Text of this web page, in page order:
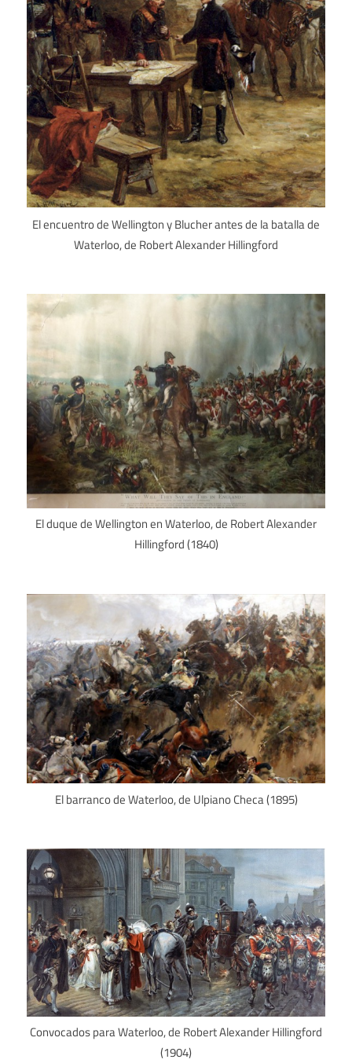
El encuentro de Wellington y Blucher antes de la batalla de
Waterloo, de Robert Alexander Hillingford
El duque de Wellington en Waterloo, de Robert Alexander
Hillingford (1840)
El barranco de Waterloo, de Ulpiano Checa (1895)
Convocados para Waterloo, de Robert Alexander Hillingford
(1904)